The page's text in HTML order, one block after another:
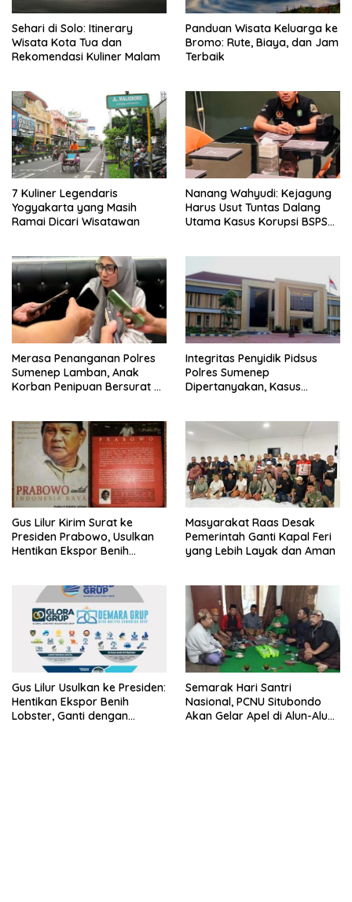
Sehari di Solo: Itinerary
Wisata Kota Tua dan
Rekomendasi Kuliner Malam
Panduan Wisata Keluarga ke
Bromo: Rute, Biaya, dan Jam
Terbaik
7 Kuliner Legendaris
Yogyakarta yang Masih
Ramai Dicari Wisatawan
Nanang Wahyudi: Kejagung
Harus Usut Tuntas Dalang
Utama Kasus Korupsi BSPS
Merasa Penanganan Polres
Sumenep Lamban, Anak
Korban Penipuan Bersurat ke
Integritas Penyidik Pidsus
Polres Sumenep
Dipertanyakan, Kasus
Kepastian
Gus Lilur Kirim Surat ke
Presiden Prabowo, Usulkan
Hentikan Ekspor Benih
Masyarakat Raas Desak
Pemerintah Ganti Kapal Feri
yang Lebih Layak dan Aman
Gus Lilur Usulkan ke Presiden:
Hentikan Ekspor Benih
Lobster, Ganti dengan
Semarak Hari Santri
Nasional, PCNU Situbondo
Akan Gelar Apel di Alun-Alun